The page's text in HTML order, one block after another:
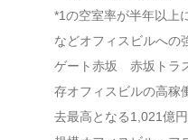
*1の空室率が半年以上
などオフィスビルへの
ゲート赤坂 赤坂トラ
存オフィスビルの高稼
去最高となる1,021億